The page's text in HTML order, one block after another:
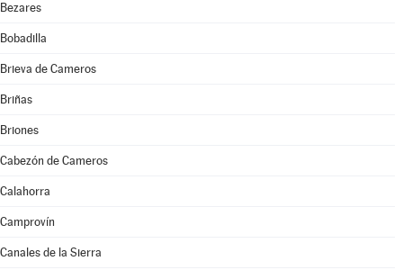
Bezares
Bobadilla
Brieva de Cameros
Briñas
Briones
Cabezón de Cameros
Calahorra
Camprovín
Canales de la Sierra